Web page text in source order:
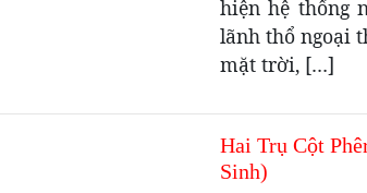
hiện hệ thống
lãnh thổ ngoại
mặt trời, […]
Hai Trụ Cột
Sinh)